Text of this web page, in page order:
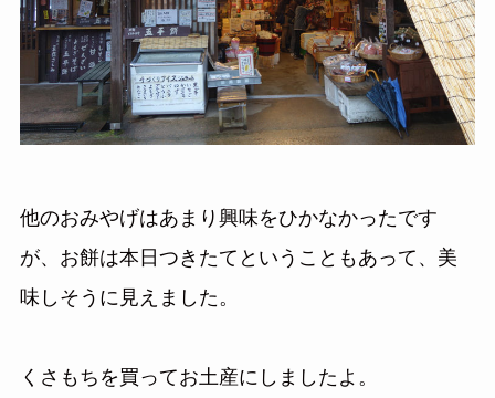
他のおみやげはあまり興味をひかなかったです
が、お餅は本日つきたてということもあって、美
味しそうに見えました。
くさもちを買ってお土産にしましたよ。